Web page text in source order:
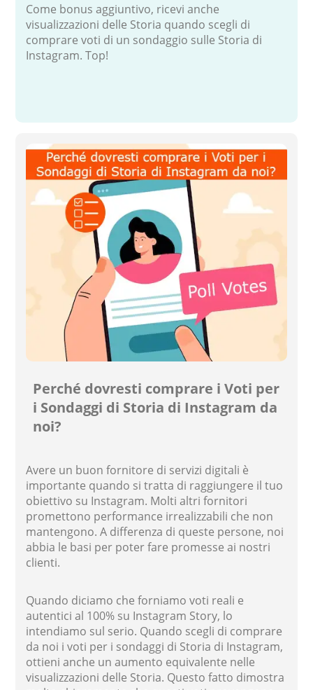
Come bonus aggiuntivo, ricevi anche
visualizzazioni delle Storia quando scegli di
comprare voti di un sondaggio sulle Storia di
Instagram. Top!
Perché dovresti comprare i Voti per
i Sondaggi di Storia di Instagram da
noi?
Avere un buon fornitore di servizi digitali è
importante quando si tratta di raggiungere il tuo
obiettivo su Instagram. Molti altri fornitori
promettono performance irrealizzabili che non
mantengono. A differenza di queste persone, noi
abbia le basi per poter fare promesse ai nostri
clienti.
Quando diciamo che forniamo voti reali e
autentici al 100% su Instagram Story, lo
intendiamo sul serio. Quando scegli di comprare
da noi i voti per i sondaggi di Storia di Instagram,
ottieni anche un aumento equivalente nelle
visualizzazioni delle Storia. Questo fatto dimostra